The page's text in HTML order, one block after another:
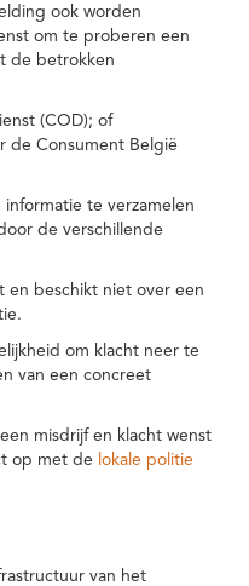
ook worden
om te proberen een
de betrokken
(COD); of
de Consument België
te verzamelen
de verschillende
en beschikt niet over een
om klacht neer te
van een concreet
misdrijf en klacht wenst
op met de lokale politie
van het